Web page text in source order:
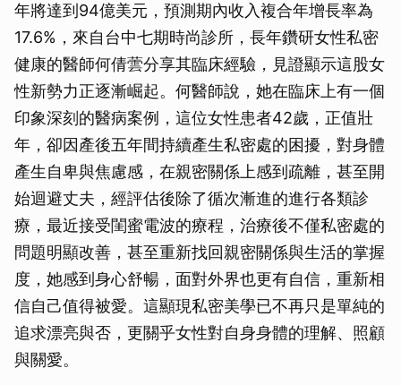
年將達到94億美元，預測期內收入複合年增長率為
17.6%，來自台中七期時尚診所，長年鑽研女性私密
健康的醫師何倩蕓分享其臨床經驗，見證顯示這股女
性新勢力正逐漸崛起。何醫師說，她在臨床上有一個
印象深刻的醫病案例，這位女性患者42歲，正值壯
年，卻因產後五年間持續產生私密處的困擾，對身體
產生自卑與焦慮感，在親密關係上感到疏離，甚至開
始迴避丈夫，經評估後除了循次漸進的進行各類診
療，最近接受閨蜜電波的療程，治療後不僅私密處的
問題明顯改善，甚至重新找回親密關係與生活的掌握
度，她感到身心舒暢，面對外界也更有自信，重新相
信自己值得被愛。這顯現私密美學已不再只是單純的
追求漂亮與否，更關乎女性對自身身體的理解、照顧
與關愛。